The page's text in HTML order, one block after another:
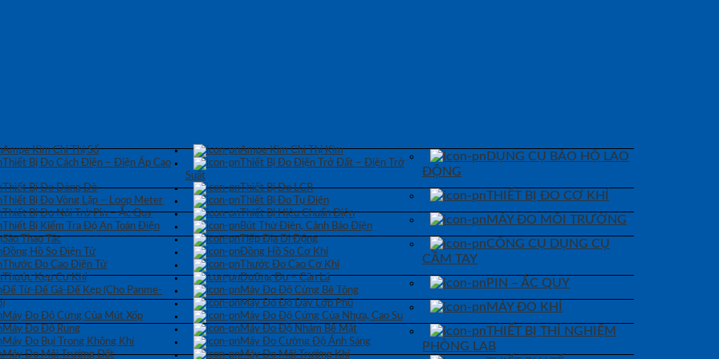
Ampe Kìm Chỉ Thị Số
Ampe Kìm Chỉ Thị Kim
Thiết Bị Đo Cách Điện – Điện Áp Cao
Thiết Bị Đo Điện Trở Đất – Điện Trở
Suất
Thiết Bị Đo Dòng Dò
Thiết Bị Đo LCR
Thiết Bị Đo Vòng Lặp – Loop Meter
Thiết Bị Đo Tụ Điện
Thiết Bị Đo Nội Trở Pin – Ắc Quy
Thiết Bị Hiệu Chuẩn Điện
Thiết Bị Kiểm Tra Độ An Toàn Điện
DỤNG CỤ BẢO HỘ LAO
ĐỘNG
Bút Thử Điện, Cảnh Báo Điện
Sào Thao Tác
Tiếp Địa Di Động
THIẾT BỊ ĐO CƠ KHÍ
Đồng Hồ So Điện Tử
Đồng Hồ So Cơ Khí
Thước Đo Cao Điện Tử
Thước Đo Cao Cơ Khí
Thước Kẹp Cơ Khí
Dưỡng Đo – Căn Lá
Đế Từ-Đế Gá-Đế Kẹp (Cho Panme-
Máy Đo Độ Cứng Bê Tông
Máy Đo Độ Dày Lớp Phủ
Máy Đo Độ Cứng Của Mút Xốp
Máy Đo Độ Cứng Của Nhựa, Cao Su
Máy Đo Độ Rung Máy Đo Độ Nhám Bề Mặt
MÁY ĐO MÔI TRƯỜNG
Máy Đo Bụi Trong Không Khí
Máy Đo Cường Độ Ánh Sáng
Máy Đo Môi Trường Đất
Máy Đo Môi Trường Khí
CÔNG CỤ DỤNG CỤ
CẦM TAY
PIN – ẮC QUY
MÁY ĐO KHÍ
THIẾT BỊ THÍ NGHIỆM
PHÒNG LAB